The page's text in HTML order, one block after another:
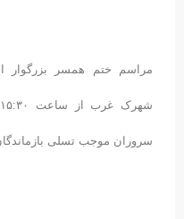
مراسم ختم همسر بزرگوار
سروران موجب تسلی